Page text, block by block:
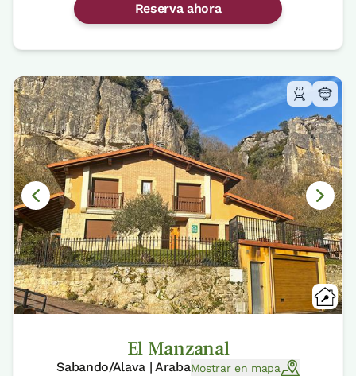
Reserva ahora
El Manzanal
Sabando/Alava | ArabaMostrar en mapa